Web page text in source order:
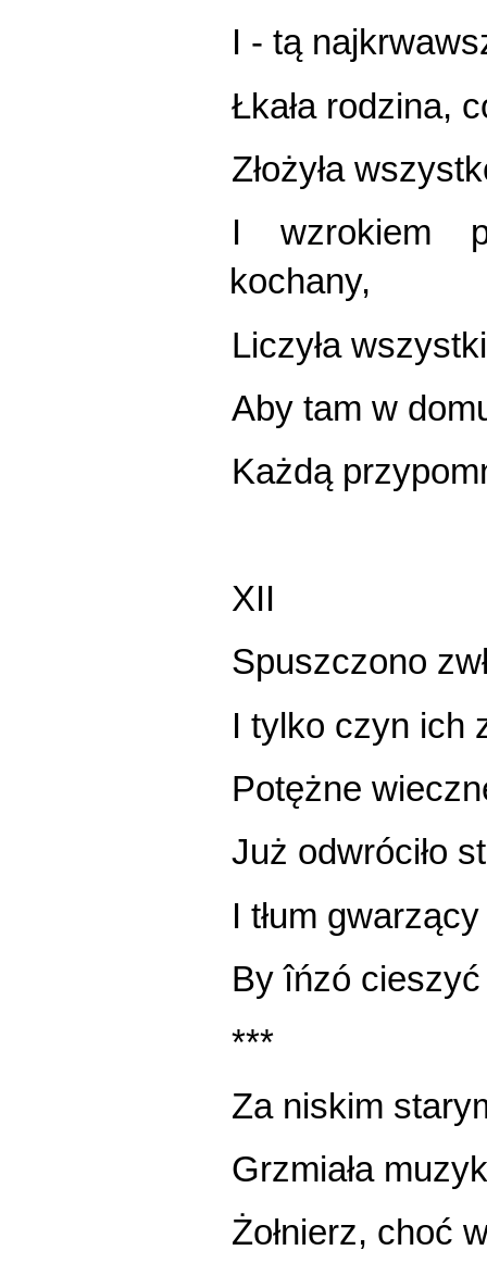
I - tą
Łkała rodzina,
Złożyła
I wzrokiem
kochany,
Liczyła
Aby tam w
Każdą
XII
Spuszczono
I tylko czyn ich
Potężne
Już odwróciło
I tłum
By îńzó
***
Za niskim
Grzmiała
Żołnierz, choć